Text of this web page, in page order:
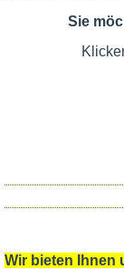
Sie
Wir bieten Ihnen